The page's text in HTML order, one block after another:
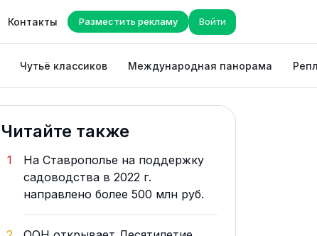
Контакты Разместить рекламу Войти
Чутьё классиков Международная панорама
Читайте также
1
На Ставрополье на поддержку
садоводства в 2022 г.
направлено более 500 млн руб.